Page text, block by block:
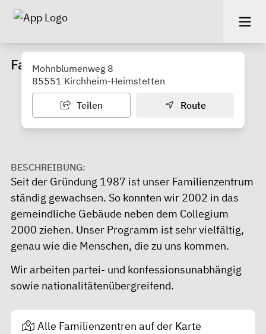
Familienzentrum Kirchheim e.V.
Mohnblumenweg 8
85551 Kirchheim-Heimstetten
Teilen Route
BESCHREIBUNG:
Seit der Gründung 1987 ist unser Familienzentrum
ständig gewachsen. So konnten wir 2002 in das
gemeindliche Gebäude neben dem Collegium
2000 ziehen. Unser Programm ist sehr vielfältig,
genau wie die Menschen, die zu uns kommen.
Wir arbeiten partei- und konfessionsunabhängig
sowie nationalitätenübergreifend.
Alle Familienzentren auf der Karte